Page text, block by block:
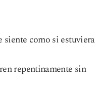
siente como si estuviera
repentinamente sin